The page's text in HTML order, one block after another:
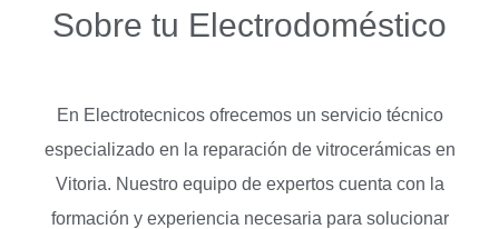
Sobre tu Electrodoméstico
En Electrotecnicos ofrecemos un servicio técnico
especializado en la reparación de vitrocerámicas en
Vitoria. Nuestro equipo de expertos cuenta con la
formación y experiencia necesaria para solucionar